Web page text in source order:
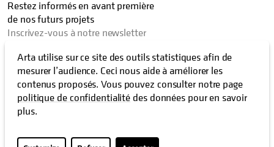
Restez informés en avant première
de nos futurs projets
Inscrivez-vous à notre newsletter
J’autorise que les activités liées à mon email soient enregistrées
Copyright ©2026Arta
Arta utilise sur ce site des outils statistiques afin de
mesurer l’audience. Ceci nous aide à améliorer les
contenus proposés. Vous pouvez consulter notre page
politique de confidentialité des données pour en savoir
plus.